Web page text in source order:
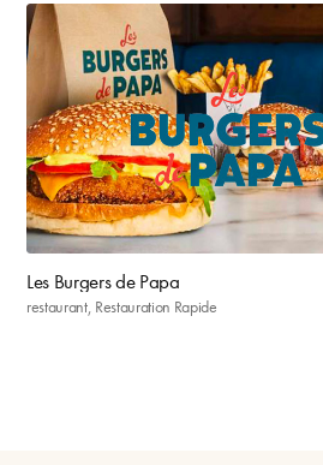
Les Burgers de Papa
restaurant, Restauration Rapide